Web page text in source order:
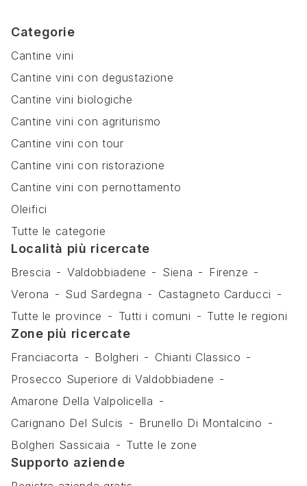
Categorie
Cantine vini
Cantine vini con degustazione
Cantine vini biologiche
Cantine vini con agriturismo
Cantine vini con tour
Cantine vini con ristorazione
Cantine vini con pernottamento
Oleifici
Tutte le categorie
Località più ricercate
Brescia Valdobbiadene Siena
Firenze
Verona
Sud Sardegna
Castagneto Carducci
Tutte le province
Tutti i comuni Tutte le regioni
Zone più ricercate
Franciacorta Bolgheri
Chianti Classico
Prosecco Superiore di Valdobbiadene
Amarone Della Valpolicella
Carignano Del Sulcis
Brunello Di Montalcino
Bolgheri Sassicaia
Tutte le zone
Supporto aziende